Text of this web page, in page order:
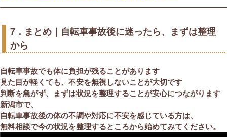
7．まとめ｜自転車事故後に迷ったら、まずは整理
から
自転車事故でも体に負担が残ることがあります
見た目が軽くても、不安を無視しないことが大切です
判断を急がず、まずは状況を整理することが安心につながります
新潟市で、
自転車事故後の体の不調や対応に不安を感じている方は、
無料相談で今の状況を整理するところから始めてみてください。